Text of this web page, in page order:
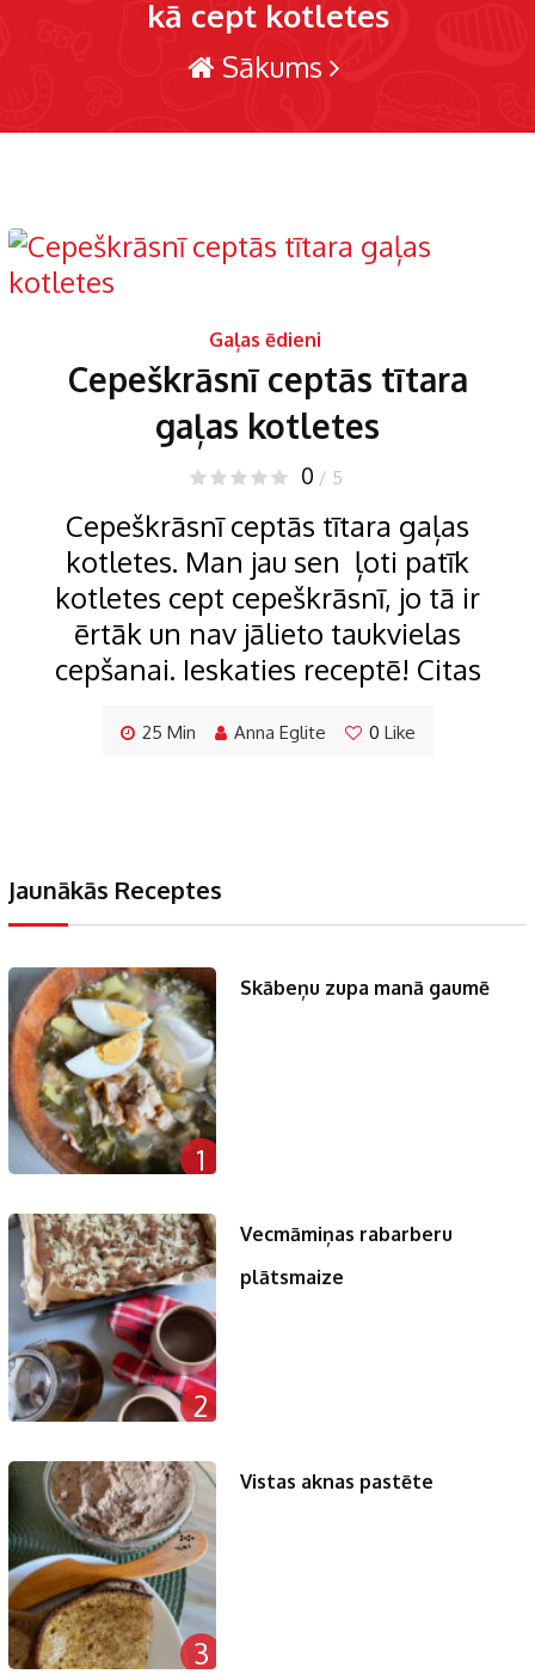
kā cept kotletes
Sākums
Gaļas ēdieni
Cepeškrāsnī ceptās tītara
gaļas kotletes
0 / 5
Cepeškrāsnī ceptās tītara gaļas
kotletes. Man jau sen ļoti patīk
kotletes cept cepeškrāsnī, jo tā ir
ērtāk un nav jālieto taukvielas
cepšanai. Ieskaties receptē! Citas
25 Min Anna Eglite 0 Like
Jaunākās Receptes
1
Skābeņu zupa manā gaumē
2
Vecmāmiņas rabarberu
plātsmaize
3
Vistas aknas pastēte